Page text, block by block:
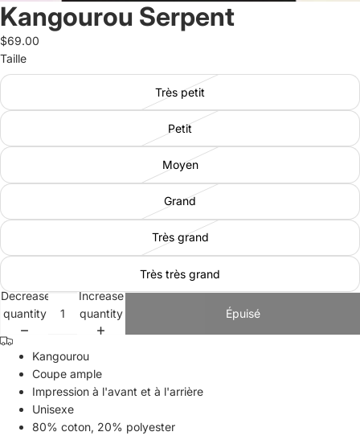
Kangourou Serpent
$69.00
Taille
Très petit
Petit
Moyen
Grand
Très grand
Très très grand
Decrease
quantity
Increase
quantity
Épuisé
Kangourou
Coupe ample
Impression à l'avant et à l'arrière
Unisexe
80% coton, 20% polyester